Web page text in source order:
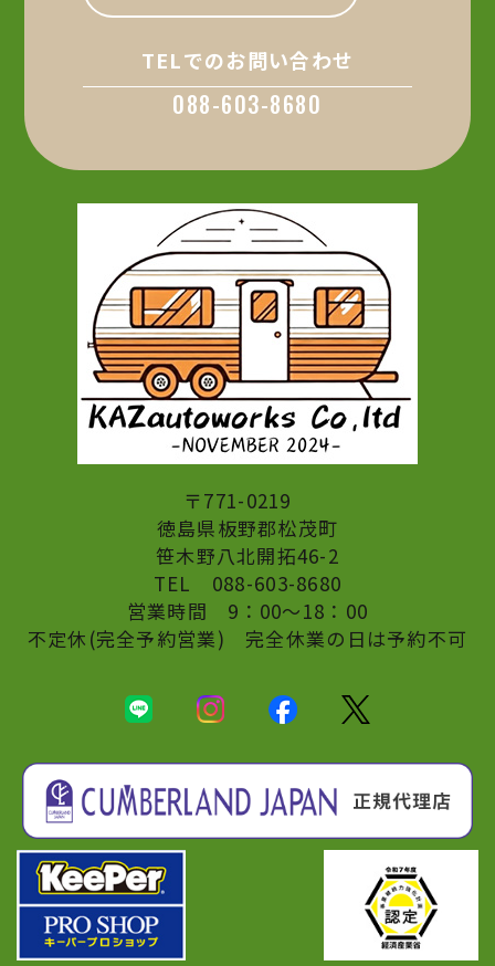
TELでのお問い合わせ
088-603-8680
〒771-0219
​​​​​​​徳島県板野郡松茂町
​​​​​​​笹木野八北開拓46-2
TEL 088-603-8680
営業時間 9：00〜18：00
不定休(完全予約営業) 完全休業の日は予約不可